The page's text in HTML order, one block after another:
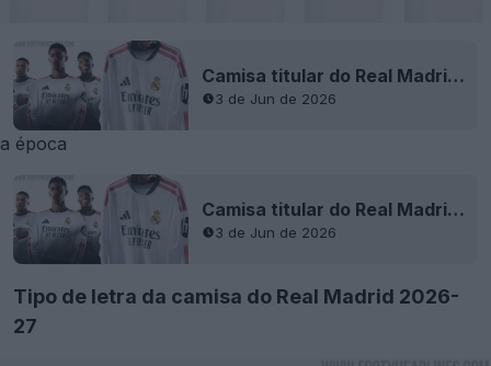
Camisa titular do Real Madrid 2026-2027 lançada
3 de Jun de 2026
a época
Camisa titular do Real Madrid 2026-2027 lançada
3 de Jun de 2026
Tipo de letra da camisa do Real Madrid 2026-
27